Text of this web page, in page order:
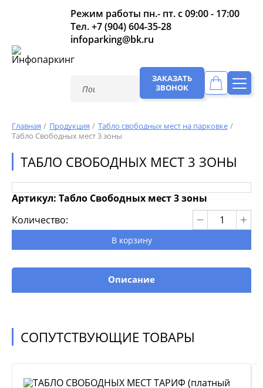
Режим работы пн.- пт. с 09:00 - 17:00
Тел.+7 (904) 604-35-28
infoparking@bk.ru
ЗАКАЗАТЬ
ЗВОНОК
Главная Продукция
Табло свободных мест на парковке
Табло Свободных мест 3 зоны
ТАБЛО СВОБОДНЫХ МЕСТ 3 ЗОНЫ
Артикул: Табло Свободных мест 3 зоны
Количество:
В корзину
Описание
СОПУТСТВУЮЩИЕ ТОВАРЫ